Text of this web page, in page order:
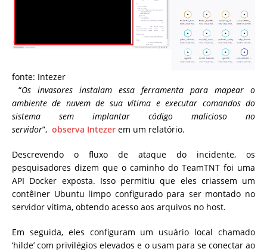
fonte: Intezer
“Os invasores instalam essa ferramenta para mapear o
ambiente de nuvem de sua vítima e executar comandos do
sistema sem implantar código malicioso no
servidor”, observa Intezer em um relatório.
Descrevendo o fluxo de ataque do incidente, os
pesquisadores dizem que o caminho do TeamTNT foi uma
API Docker exposta. Isso permitiu que eles criassem um
contêiner Ubuntu limpo configurado para ser montado no
servidor vítima, obtendo acesso aos arquivos no host.
Em seguida, eles configuram um usuário local chamado
‘hilde’ com privilégios elevados e o usam para se conectar ao